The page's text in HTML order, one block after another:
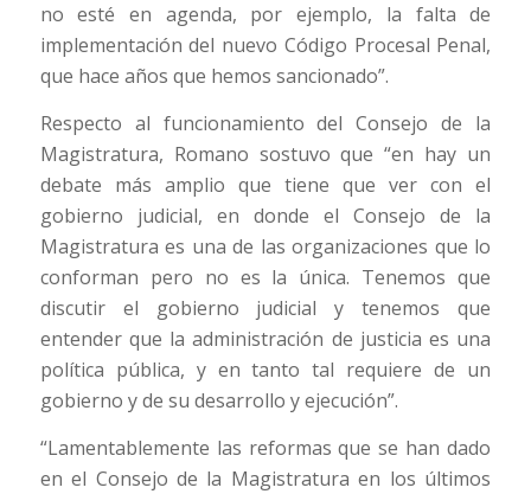
no esté en agenda, por ejemplo, la falta de
implementación del nuevo Código Procesal Penal,
que hace años que hemos sancionado”.
Respecto al funcionamiento del Consejo de la
Magistratura, Romano sostuvo que “en hay un
debate más amplio que tiene que ver con el
gobierno judicial, en donde el Consejo de la
Magistratura es una de las organizaciones que lo
conforman pero no es la única. Tenemos que
discutir el gobierno judicial y tenemos que
entender que la administración de justicia es una
política pública, y en tanto tal requiere de un
gobierno y de su desarrollo y ejecución”.
“Lamentablemente las reformas que se han dado
en el Consejo de la Magistratura en los últimos